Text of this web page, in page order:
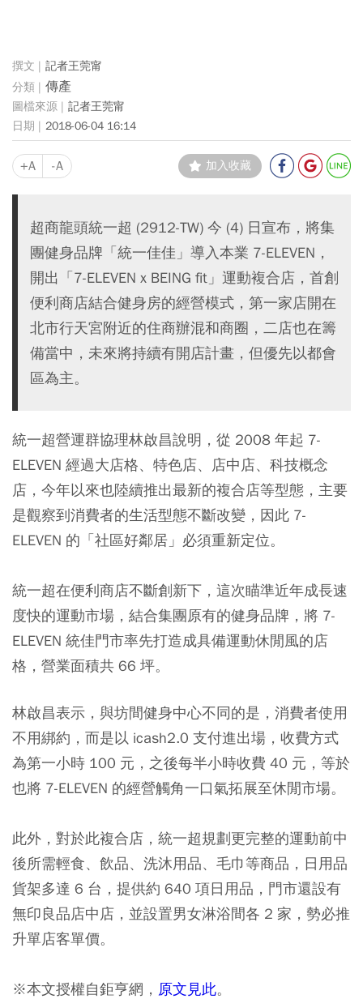
記者王莞甯
傳產
記者王莞甯
2018-06-04 16:14
+A -A 加入收藏
超商龍頭統一超 (2912-TW) 今 (4) 日宣布，將集
團健身品牌「統一佳佳」導入本業 7-ELEVEN，
開出「7-ELEVEN x BEING fit」運動複合店，首創
便利商店結合健身房的經營模式，第一家店開在
北市行天宮附近的住商辦混和商圈，二店也在籌
備當中，未來將持續有開店計畫，但優先以都會
區為主。
統一超營運群協理林啟昌說明，從 2008 年起 7-
ELEVEN 經過大店格、特色店、店中店、科技概念
店，今年以來也陸續推出最新的複合店等型態，主要
是觀察到消費者的生活型態不斷改變，因此 7-
ELEVEN 的「社區好鄰居」必須重新定位。
統一超在便利商店不斷創新下，這次瞄準近年成長速
度快的運動市場，結合集團原有的健身品牌，將 7-
ELEVEN 統佳門市率先打造成具備運動休閒風的店
格，營業面積共 66 坪。
林啟昌表示，與坊間健身中心不同的是，消費者使用
不用綁約，而是以 icash2.0 支付進出場，收費方式
為第一小時 100 元，之後每半小時收費 40 元，等於
也將 7-ELEVEN 的經營觸角一口氣拓展至休閒市場。
此外，對於此複合店，統一超規劃更完整的運動前中
後所需輕食、飲品、洗沐用品、毛巾等商品，日用品
貨架多達 6 台，提供約 640 項日用品，門市還設有
無印良品店中店，並設置男女淋浴間各 2 家，勢必推
升單店客單價。
※本文授權自鉅亨網， 原文見此。